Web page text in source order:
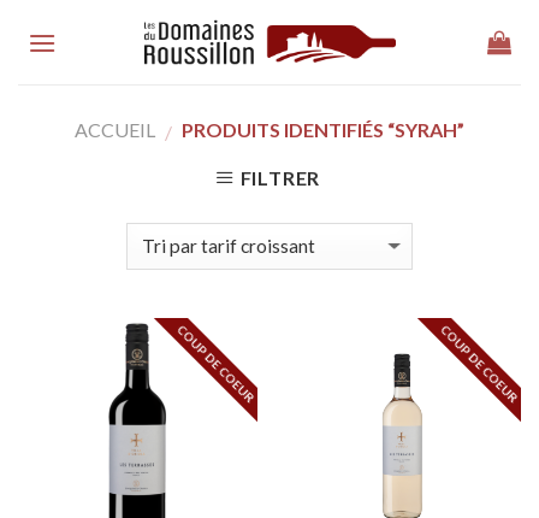
ACCUEIL / PRODUITS IDENTIFIÉS “SYRAH”
FILTRER
COUP DE COEUR COUP DE COEUR